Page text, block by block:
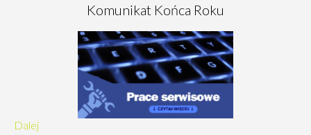
Komunikat Końca Roku
Dalej